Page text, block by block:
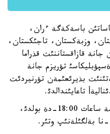
جالعاساتئن باسةكةگة ءران،
وزبةكستان، تاجئكستان،
جانة قازاقستاننئث قذراما
تؤريزم جانة
بذيرئعئمةن تؤرنيردئث
تاعايئندالدئ.
تؤرنيردئث سالتاناتتئ اشئلؤئ كةشة ساعات 18:00-دة بولدئ،